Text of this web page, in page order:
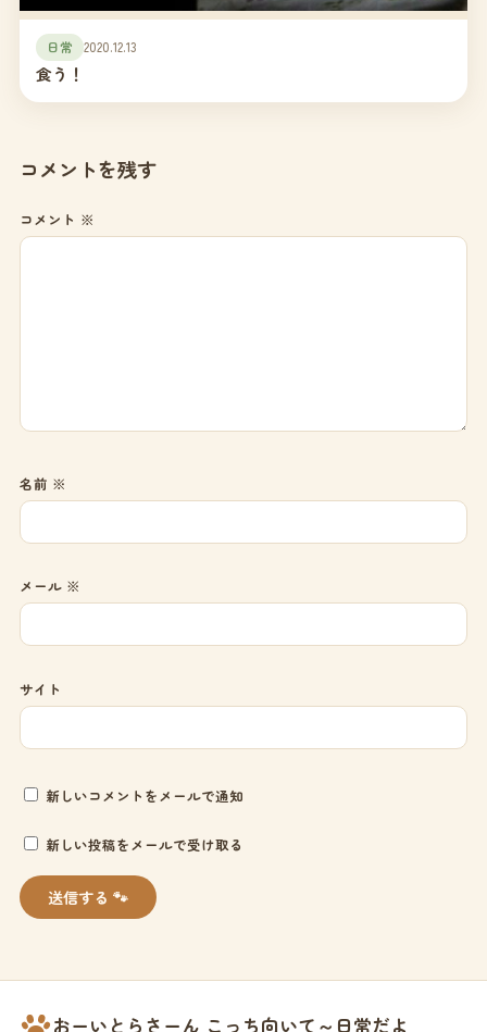
日常 2020.12.13
食う！
コメントを残す
コメント ※
名前 ※
メール ※
サイト
新しいコメントをメールで通知
新しい投稿をメールで受け取る
おーいとらさーん こっち向いて～日常だよ